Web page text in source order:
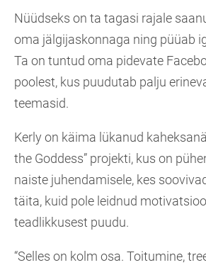
Nüüdseks on ta tagasi rajale
oma jälgijaskonnaga ning püüab
Ta on tuntud oma pidevate
poolest, kus puudutab palju
teemasid.
Kerly on käima lükanud
the Goddess” projekti, kus on
naiste juhendamisele, kes
täita, kuid pole leidnud
teadlikkusest puudu.
“Selles on kolm osa. Toitumine,